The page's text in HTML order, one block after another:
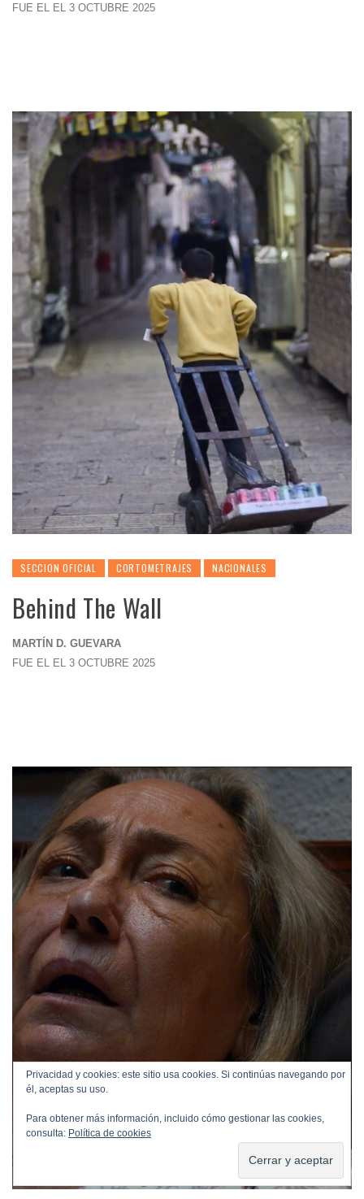
FUE EL EL 3 OCTUBRE 2025
SECCION OFICIAL CORTOMETRAJES NACIONALES
Behind The Wall
MARTÍN D. GUEVARA
FUE EL EL 3 OCTUBRE 2025
Privacidad y cookies: este sitio usa cookies. Si continúas navegando por
él, aceptas su uso.
Para obtener más información, incluido cómo gestionar las cookies,
consulta: Política de cookies